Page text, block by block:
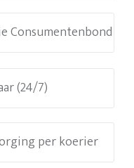
Consumentenbond
(24/7)
per koerier